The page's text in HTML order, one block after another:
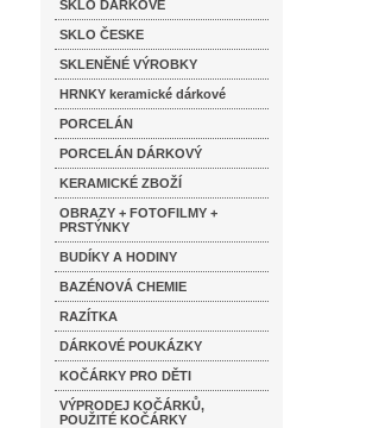
SKLO DÁRKOVÉ
SKLO ČESKE
SKLENĚNÉ VÝROBKY
HRNKY keramické dárkové
PORCELÁN
PORCELÁN DÁRKOVÝ
KERAMICKÉ ZBOŽÍ
OBRAZY + FOTOFILMY +
PRSTÝNKY
BUDÍKY A HODINY
BAZÉNOVÁ CHEMIE
RAZÍTKA
DÁRKOVÉ POUKÁZKY
KOČÁRKY PRO DĚTI
VÝPRODEJ KOČÁRKŮ,
POUŽITÉ KOČÁRKY